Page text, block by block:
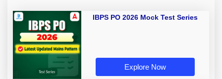
IBPS PO 2026 Mock Test Series
Explore Now